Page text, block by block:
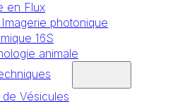
en Flux
Imagerie photonique
16S
animale
de Vésicules